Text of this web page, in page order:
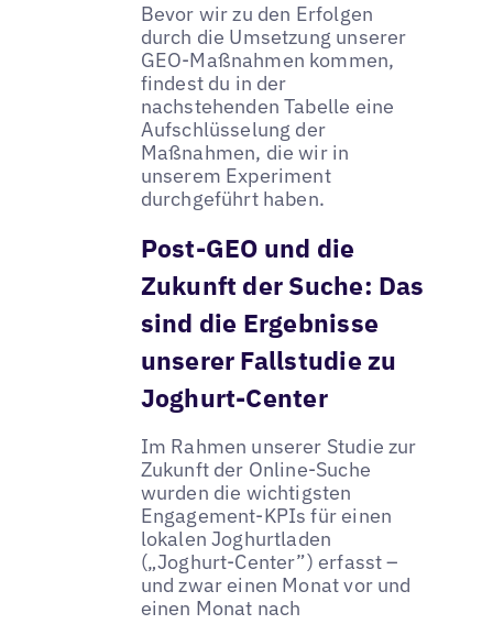
Bevor wir zu den Erfolgen
durch die Umsetzung unserer
GEO-Maßnahmen kommen,
findest du in der
nachstehenden Tabelle eine
Aufschlüsselung der
Maßnahmen, die wir in
unserem Experiment
durchgeführt haben.
Post-GEO und die
Zukunft der Suche: Das
sind die Ergebnisse
unserer Fallstudie zu
Joghurt-Center
Im Rahmen unserer Studie zur
Zukunft der Online-Suche
wurden die wichtigsten
Engagement-KPIs für einen
lokalen Joghurtladen
(„Joghurt-Center”) erfasst –
und zwar einen Monat vor und
einen Monat nach